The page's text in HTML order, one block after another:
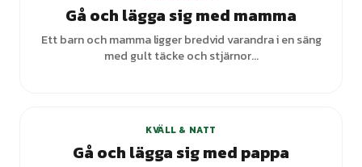
Gå och lägga sig med mamma
Ett barn och mamma ligger bredvid varandra i en säng
med gult täcke och stjärnor...
KVÄLL & NATT
Gå och lägga sig med pappa